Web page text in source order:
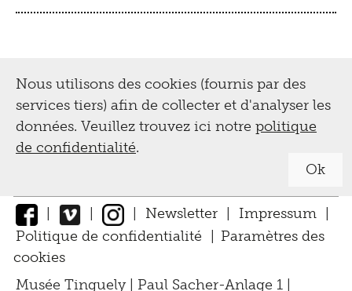
Nous utilisons des cookies (fournis par des
services tiers) afin de collecter et d'analyser les
données. Veuillez trouvez ici notre politique
de confidentialité.
Ok
Newsletter Impressum
Politique de confidentialité
Paramètres des
cookies
Musée Tinguely | Paul Sacher-Anlage 1 |